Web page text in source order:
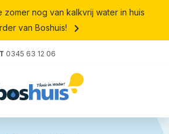
zomer nog van kalkvrij water in huis
van Boshuis!
keyboard_arrow_right
T 0345 63 12 06